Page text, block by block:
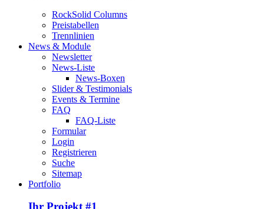
RockSolid Columns
Preistabellen
Trennlinien
News & Module
Newsletter
News-Liste
News-Boxen
Slider & Testimonials
Events & Termine
FAQ
FAQ-Liste
Formular
Login
Registrieren
Suche
Sitemap
Portfolio